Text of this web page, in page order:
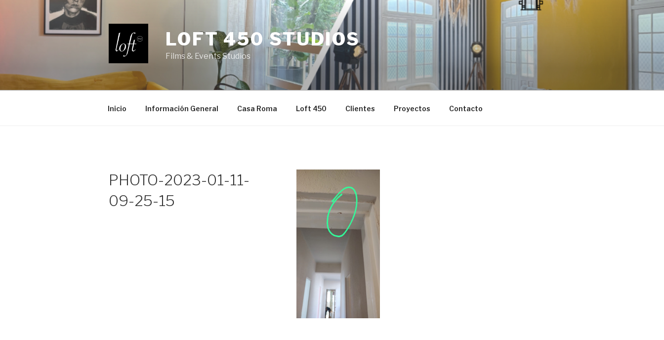
LOFT 450 STUDIOS
Films & Events Studios
Inicio Información General Casa Roma Loft 450 Clientes Proyectos Contacto
PHOTO-2023-01-11-
09-25-15